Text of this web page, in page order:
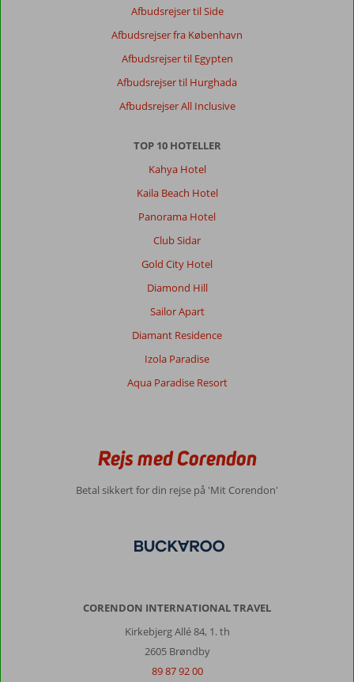
Afbudsrejser til Side
Afbudsrejser fra København
Afbudsrejser til Egypten
Afbudsrejser til Hurghada
Afbudsrejser All Inclusive
TOP 10 HOTELLER
Kahya Hotel
Kaila Beach Hotel
Panorama Hotel
Club Sidar
Gold City Hotel
Diamond Hill
Sailor Apart
Diamant Residence
Izola Paradise
Aqua Paradise Resort
Rejs med Corendon
Betal sikkert for din rejse på 'Mit Corendon'
CORENDON INTERNATIONAL TRAVEL
Kirkebjerg Allé 84, 1. th
2605 Brøndby
89 87 92 00